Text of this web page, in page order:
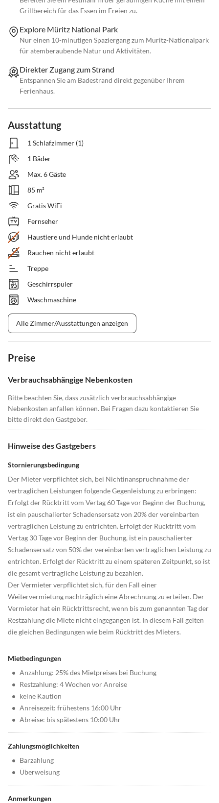
Grillbereich für das Essen im Freien zu.
Explore Müritz National Park
Nur einen 10-minütigen Spaziergang zum Müritz-Nationalpark
für atemberaubende Natur und Aktivitäten.
Direkter Zugang zum Strand
Entspannen Sie am Badestrand direkt gegenüber Ihrem
Ferienhaus.
Ausstattung
1 Schlafzimmer (1)
1 Bäder
Max. 6 Gäste
85 m²
Gratis WiFi
Fernseher
Haustiere und Hunde nicht erlaubt
Rauchen nicht erlaubt
Treppe
Geschirrspüler
Waschmaschine
Alle Zimmer/Ausstattungen anzeigen
Preise
Verbrauchsabhängige Nebenkosten
Bitte beachten Sie, dass zusätzlich verbrauchsabhängige
Nebenkosten anfallen können. Bei Fragen dazu kontaktieren Sie
bitte direkt den Gastgeber.
Hinweise des Gastgebers
Stornierungsbedingung
Der Mieter verpflichtet sich, bei Nichtinanspruchnahme der
vertraglichen Leistungen folgende Gegenleistung zu erbringen:
Erfolgt der Rücktritt vom Vertag 60 Tage vor Beginn der Buchung,
ist ein pauschalierter Schadensersatz von 20% der vereinbarten
vertraglichen Leistung zu entrichten. Erfolgt der Rücktritt vom
Vertag 30 Tage vor Beginn der Buchung, ist ein pauschalierter
Schadensersatz von 50% der vereinbarten vertraglichen Leistung zu
entrichten. Erfolgt der Rücktritt zu einem späteren Zeitpunkt, so ist
die gesamt vertragliche Leistung zu bezahlen.
Der Vermieter verpflichtet sich, für den Fall einer
Weitervermietung nachträglich eine Abrechnung zu erteilen. Der
Vermieter hat ein Rücktrittsrecht, wenn bis zum genannten Tag der
Restzahlung die Miete nicht eingegangen ist. In diesem Fall gelten
die gleichen Bedingungen wie beim Rücktritt des Mieters.
Mietbedingungen
• Anzahlung: 25% des Mietpreises bei Buchung
• Restzahlung: 4 Wochen vor Anreise
• keine Kaution
• Anreisezeit: frühestens 16:00 Uhr
• Abreise: bis spätestens 10:00 Uhr
Zahlungsmöglichkeiten
• Barzahlung
• Überweisung
Anmerkungen